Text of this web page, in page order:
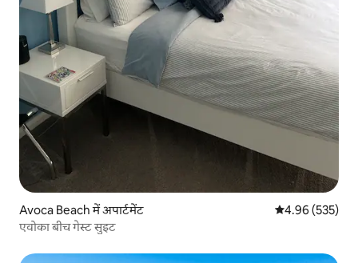
Avoca Beach में अपार्टमेंट औसत रेटिंग 5 में से
4.96 (535)
एवोका बीच गेस्ट सुइट